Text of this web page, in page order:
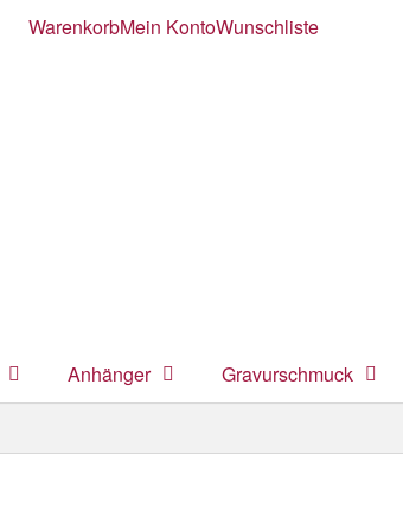
WarenkorbMein KontoWunschliste
Anhänger Gravurschmuck